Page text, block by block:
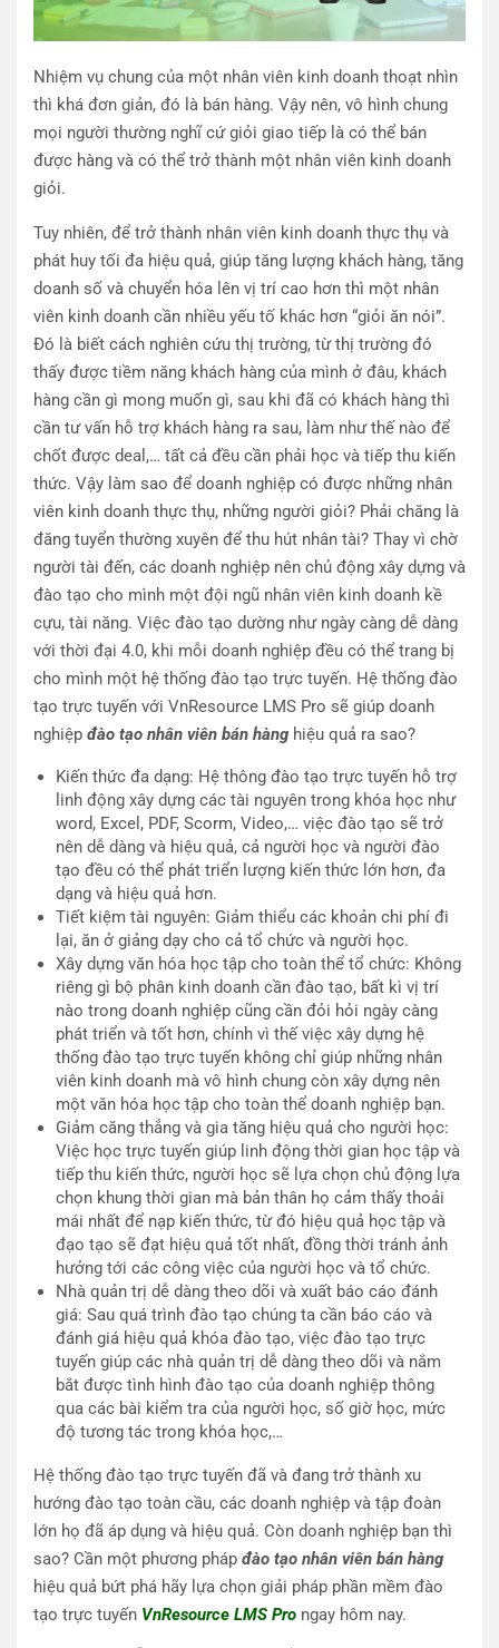
Nhiệm vụ chung của một nhân viên kinh doanh thoạt nhìn
thì khá đơn giản, đó là bán hàng. Vậy nên, vô hình chung
mọi người thường nghĩ cứ giỏi giao tiếp là có thể bán
được hàng và có thể trở thành một nhân viên kinh doanh
giỏi.
Tuy nhiên, để trở thành nhân viên kinh doanh thực thụ và
phát huy tối đa hiệu quả, giúp tăng lượng khách hàng, tăng
doanh số và chuyển hóa lên vị trí cao hơn thì một nhân
viên kinh doanh cần nhiều yếu tố khác hơn “giỏi ăn nói”.
Đó là biết cách nghiên cứu thị trường, từ thị trường đó
thấy được tiềm năng khách hàng của mình ở đâu, khách
hàng cần gì mong muốn gì, sau khi đã có khách hàng thì
cần tư vấn hỗ trợ khách hàng ra sau, làm như thế nào để
chốt được deal,… tất cả đều cần phải học và tiếp thu kiến
thức. Vậy làm sao để doanh nghiệp có được những nhân
viên kinh doanh thực thụ, những người giỏi? Phải chăng là
đăng tuyển thường xuyên để thu hút nhân tài? Thay vì chờ
người tài đến, các doanh nghiệp nên chủ động xây dựng và
đào tạo cho mình một đội ngũ nhân viên kinh doanh kề
cựu, tài năng. Việc đào tạo dường như ngày càng dễ dàng
với thời đại 4.0, khi mỗi doanh nghiệp đều có thể trang bị
cho mình một hệ thống đào tạo trực tuyến. Hệ thống đào
tạo trực tuyến với VnResource LMS Pro sẽ giúp doanh
nghiệp đào tạo nhân viên bán hàng hiệu quả ra sao?
Kiến thức đa dạng: Hệ thông đào tạo trực tuyến hỗ trợ
linh động xây dựng các tài nguyên trong khóa học như
word, Excel, PDF, Scorm, Video,… việc đào tạo sẽ trở
nên dễ dàng và hiệu quả, cả người học và người đào
tạo đều có thể phát triển lượng kiến thức lớn hơn, đa
dạng và hiệu quả hơn.
Tiết kiệm tài nguyên: Giảm thiểu các khoản chi phí đi
lại, ăn ở giảng dạy cho cả tổ chức và người học.
Xây dựng văn hóa học tập cho toàn thể tổ chức: Không
riêng gì bộ phân kinh doanh cần đào tạo, bất kì vị trí
nào trong doanh nghiệp cũng cần đỏi hỏi ngày càng
phát triển và tốt hơn, chính vì thế việc xây dựng hệ
thống đào tạo trực tuyến không chỉ giúp những nhân
viên kinh doanh mà vô hình chung còn xây dựng nên
một văn hóa học tập cho toàn thể doanh nghiệp bạn.
Giảm căng thẳng và gia tăng hiệu quả cho người học:
Việc học trực tuyến giúp linh động thời gian học tập và
tiếp thu kiến thức, người học sẽ lựa chọn chủ động lựa
chọn khung thời gian mà bản thân họ cảm thấy thoải
mái nhất để nạp kiến thức, từ đó hiệu quả học tập và
đạo tạo sẽ đạt hiệu quả tốt nhất, đồng thời tránh ảnh
hưởng tới các công việc của người học và tổ chức.
Nhà quản trị dễ dàng theo dõi và xuất báo cáo đánh
giá: Sau quá trình đào tạo chúng ta cần báo cáo và
đánh giá hiệu quả khóa đào tạo, việc đào tạo trực
tuyến giúp các nhà quản trị dễ dàng theo dõi và nắm
bắt được tình hình đào tạo của doanh nghiệp thông
qua các bài kiểm tra của người học, số giờ học, mức
độ tương tác trong khóa học,…
Hệ thống đào tạo trực tuyến đã và đang trở thành xu
hướng đào tạo toàn cầu, các doanh nghiệp và tập đoàn
lớn họ đã áp dụng và hiệu quả. Còn doanh nghiệp bạn thì
sao? Cần một phương pháp đào tạo nhân viên bán hàng
hiệu quả bứt phá hãy lựa chọn giải pháp phần mềm đào
tạo trực tuyến VnResource LMS Pro ngay hôm nay.